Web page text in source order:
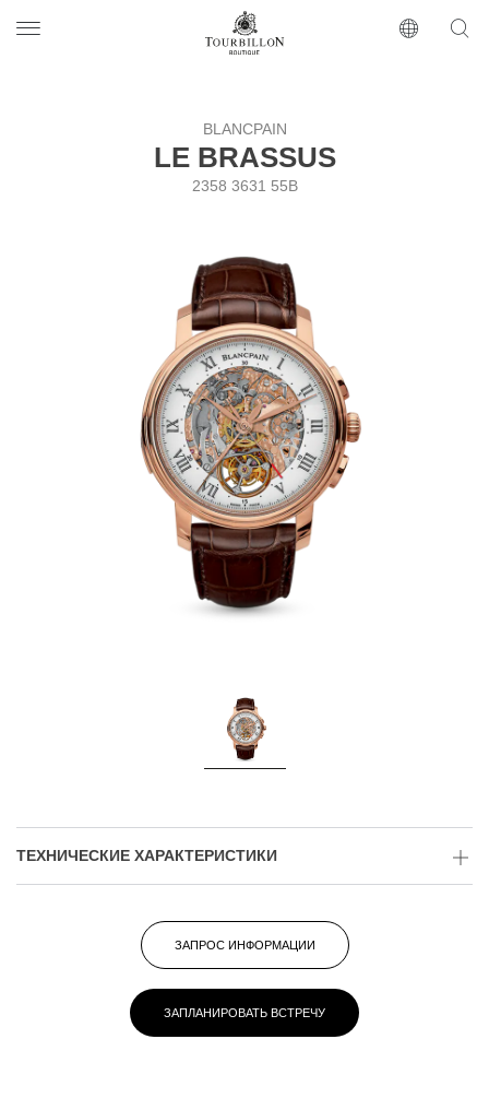
https://www.tourbillon.com/ru
BLANCPAIN
LE BRASSUS
2358 3631 55B
ТЕХНИЧЕСКИЕ ХАРАКТЕРИСТИКИ
ЗАПРОС ИНФОРМАЦИИ
ЗАПЛАНИРОВАТЬ ВСТРЕЧУ